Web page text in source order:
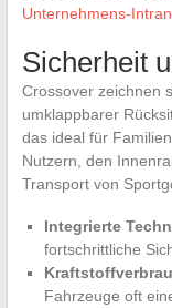
Unternehmens-
Sicherheit
Crossover zeichnen
umklappbarer
das ideal für
Nutzern, den
Transport von
Integrierte
fortschrittliche
Fahrzeuge oft